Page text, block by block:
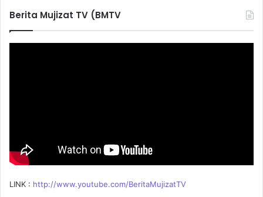
f
o
Berita Mujizat TV (BMTV
LINK : http://www.youtube.com/BeritaMujizatTV